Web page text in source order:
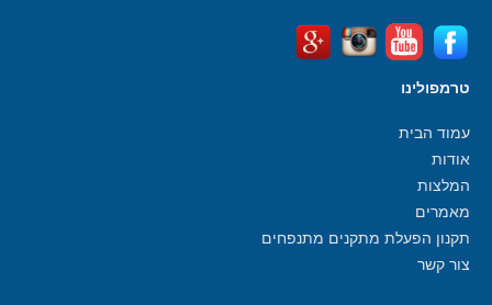
טרמפולינו
עמוד הבית
אודות
המלצות
מאמרים
תקנון הפעלת מתקנים מתנפחים
צור קשר